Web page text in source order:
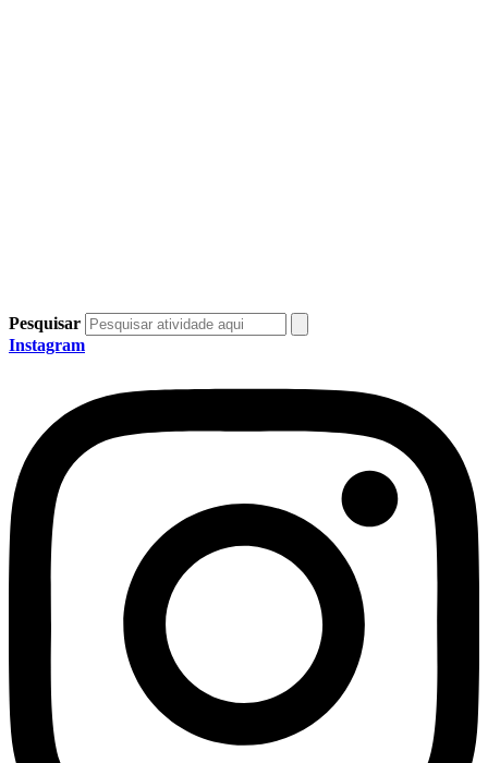
Pesquisar
Instagram